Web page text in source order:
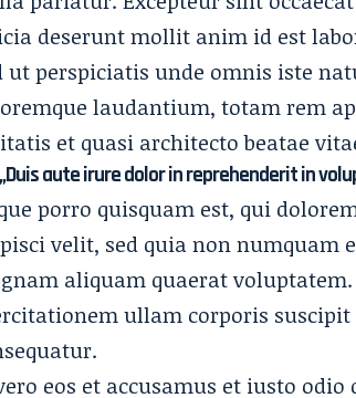
deserunt mollit anim id est
ut perspiciatis unde omnis iste
laudantium, totam rem
et quasi architecto beatae
„Duis aute irure dolor in reprehenderit in
porro quisquam est, qui
velit, sed quia non numquam
aliquam quaerat
ullam corporis
eos et accusamus et iusto